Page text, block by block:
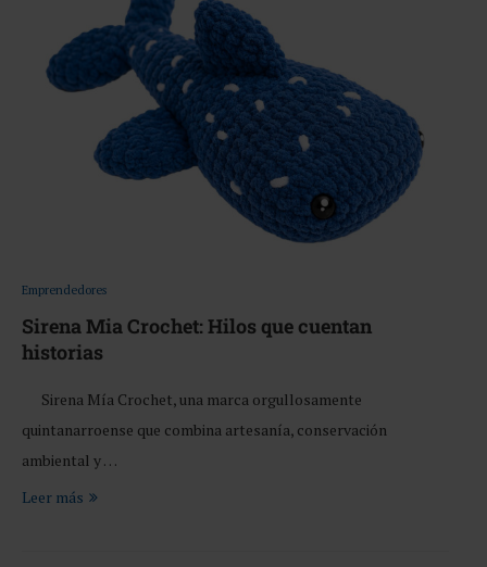
Emprendedores
Sirena Mia Crochet: Hilos que cuentan
historias
Sirena Mía Crochet, una marca orgullosamente
quintanarroense que combina artesanía, conservación
ambiental y …
Leer más